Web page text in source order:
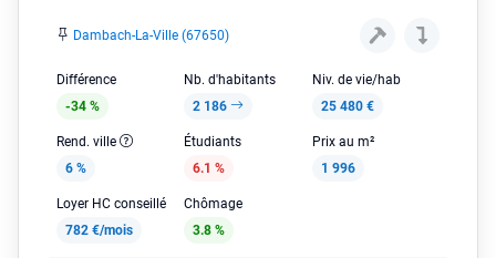
Dambach-La-Ville (67650)
Différence
-34 %
Nb. d'habitants
2 186
Niv. de vie/hab
25 480 €
Rend. ville
6 %
Étudiants
6.1 %
Prix au m²
1 996
Loyer HC conseillé
782 €/mois
Chômage
3.8 %